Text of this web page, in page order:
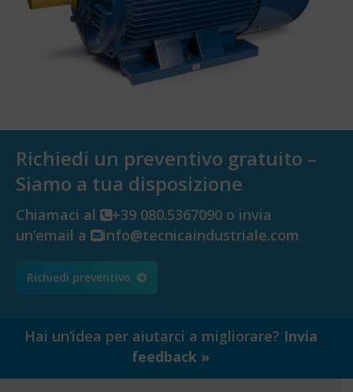
Richiedi un preventivo gratuito –
Siamo a tua disposizione
Chiamaci al
+39 080.5367090 o invia
un’email a
info@tecnicaindustriale.com
Richiedi preventivo
Hai un’idea per aiutarci a migliorare? Invia
feedback »